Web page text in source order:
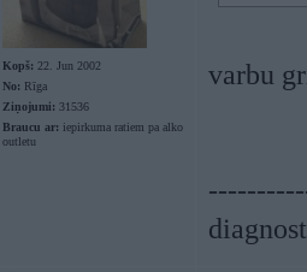
Kopš: 22. Jun 2002
No: Rīga
Ziņojumi: 31536
Braucu ar: iepirkuma ratiem pa alko
outletu
varbu